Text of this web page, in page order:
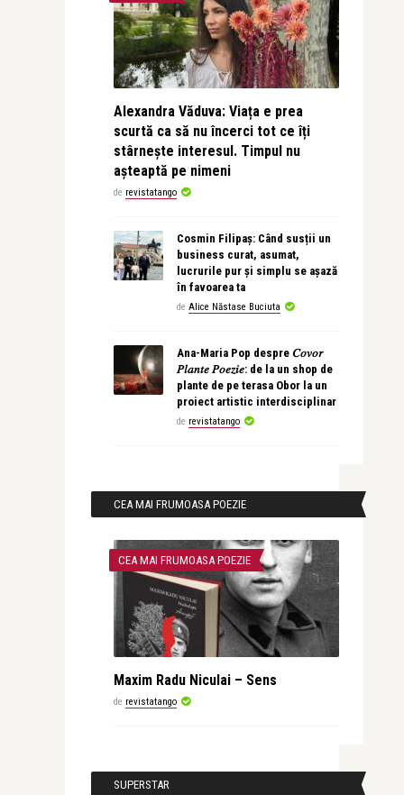
Alexandra Văduva: Viața e prea
scurtă ca să nu încerci tot ce îți
stârnește interesul. Timpul nu
așteaptă pe nimeni
de revistatango
Cosmin Filipaș: Când susții un
business curat, asumat,
lucrurile pur și simplu se așază
în favoarea ta
de Alice Năstase Buciuta
Ana-Maria Pop despre 𝐶𝑜𝑣𝑜𝑟
𝑃𝑙𝑎𝑛𝑡𝑒 𝑃𝑜𝑒𝑧𝑖𝑒: de la un shop de
plante de pe terasa Obor la un
proiect artistic interdisciplinar
de revistatango
CEA MAI FRUMOASA POEZIE
CEA MAI FRUMOASA POEZIE
Maxim Radu Niculai – Sens
de revistatango
SUPERSTAR